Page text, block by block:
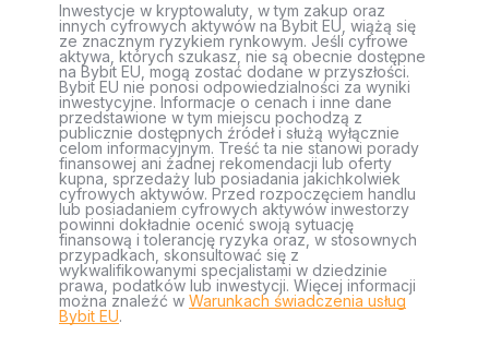
Inwestycje w kryptowaluty, w tym zakup oraz
innych cyfrowych aktywów na Bybit EU, wiążą się
ze znacznym ryzykiem rynkowym. Jeśli cyfrowe
aktywa, których szukasz, nie są obecnie dostępne
na Bybit EU, mogą zostać dodane w przyszłości.
Bybit EU nie ponosi odpowiedzialności za wyniki
inwestycyjne. Informacje o cenach i inne dane
przedstawione w tym miejscu pochodzą z
publicznie dostępnych źródeł i służą wyłącznie
celom informacyjnym. Treść ta nie stanowi porady
finansowej ani żadnej rekomendacji lub oferty
kupna, sprzedaży lub posiadania jakichkolwiek
cyfrowych aktywów. Przed rozpoczęciem handlu
lub posiadaniem cyfrowych aktywów inwestorzy
powinni dokładnie ocenić swoją sytuację
finansową i tolerancję ryzyka oraz, w stosownych
przypadkach, skonsultować się z
wykwalifikowanymi specjalistami w dziedzinie
prawa, podatków lub inwestycji. Więcej informacji
można znaleźć w Warunkach świadczenia usług
Bybit EU.